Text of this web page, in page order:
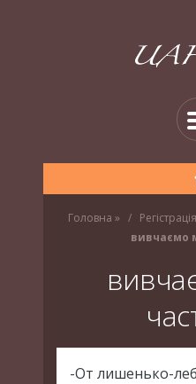
Головна » Регістрація
вивчаємо
-От лишенько-